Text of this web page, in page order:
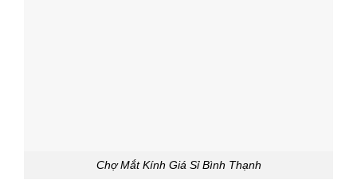
Chợ Mắt Kính Giá Sỉ Bình Thạnh